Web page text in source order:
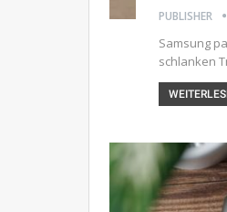
PUBLISHER
Samsung
schlanken